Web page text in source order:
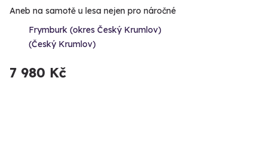
Aneb na samotě u lesa nejen pro náročné
Frymburk (okres Český Krumlov)
(Český Krumlov)
7 980 Kč